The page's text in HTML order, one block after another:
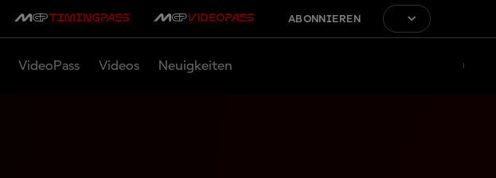
ABONNIEREN
VideoPass Videos Neuigkeiten